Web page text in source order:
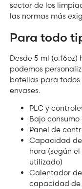
sector de los
las normas más
Para todo
Desde 5 ml
podemos
botellas para
envases.
PLC y
Bajo
Panel de
Capacidad de
hora (según
utilizado)
Calentador
capacidad de